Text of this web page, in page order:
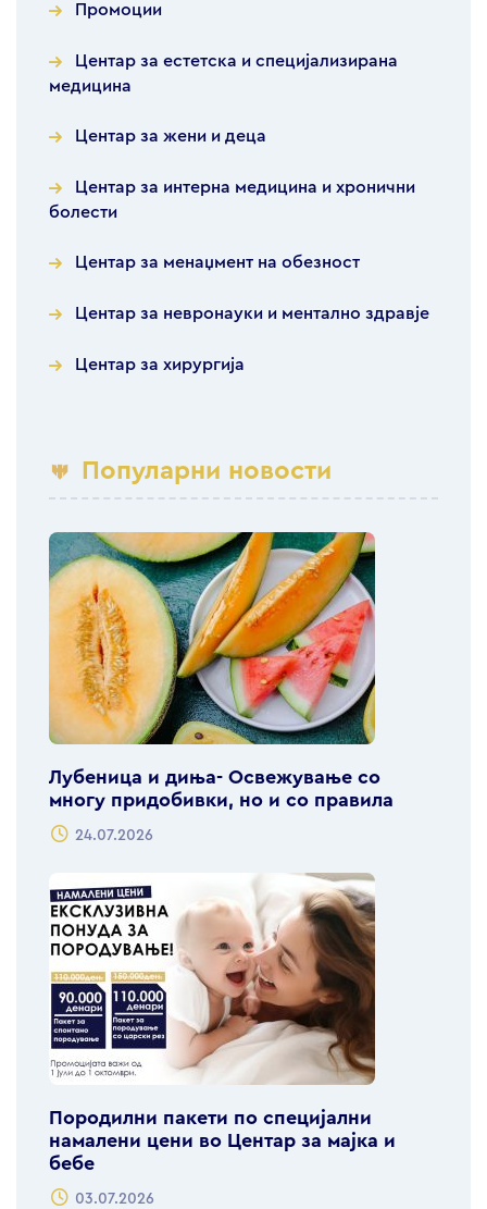
Промоции
Центар за естетска и специјализирана
медицина
Центар за жени и деца
Центар за интерна медицина и хронични
болести
Центар за менаџмент на обезност
Центар за невронауки и ментално здравје
Центар за хирургија
Популарни новости
Лубеница и диња- Освежување со
многу придобивки, но и со правила
24.07.2026
Породилни пакети по специјални
намалени цени во Центар за мајка и
бебе
03.07.2026